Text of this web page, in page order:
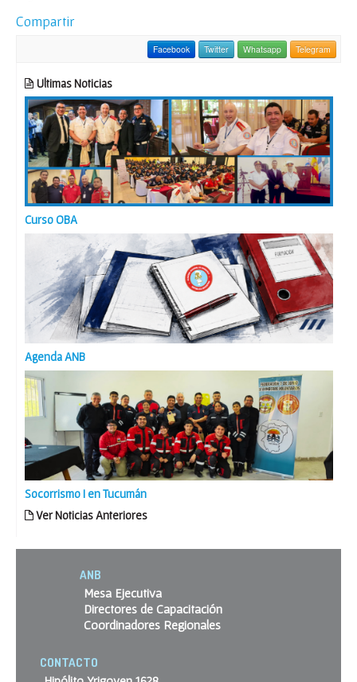
Compartir
Facebook Twitter Whatsapp Telegram
Ultimas Noticias
Curso OBA
Agenda ANB
Socorrismo I en Tucumán
Ver Noticias Anteriores
ANB
Mesa Ejecutiva
Directores de Capacitación
Coordinadores Regionales
CONTACTO